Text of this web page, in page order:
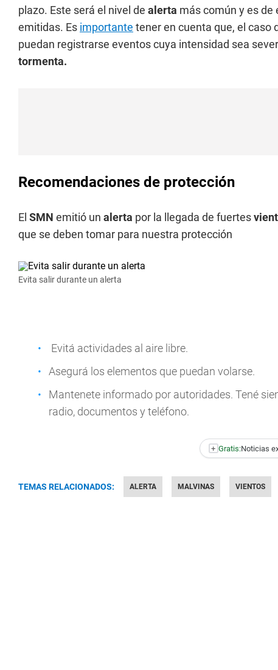
plazo. Este será el nivel de alerta más común y es de
emitidas. Es importante tener en cuenta que, el caso
puedan registrarse eventos cuya intensidad sea
tormenta.
Recomendaciones de protección
El SMN emitió un alerta por la llegada de fuertes
que se deben tomar para nuestra protección
Evita salir durante un alerta
Evitá actividades al aire libre.
Asegurá los elementos que puedan volarse.
Mantenete informado por autoridades. Tené
radio, documentos y teléfono.
+ Gratis:Noticias
TEMAS RELACIONADOS: ALERTA MALVINAS VIENTOS